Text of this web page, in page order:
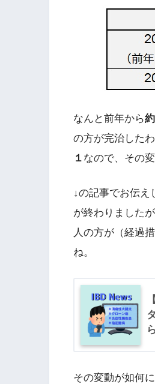
なんと前年から
の方が完治した
１ なので、その
↓の記事でお伝え
が終わりました
人の方が（経過
ね。
その変動が如何